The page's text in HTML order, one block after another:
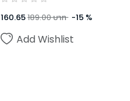
160.65189.00บาท -15 %
Add Wishlist